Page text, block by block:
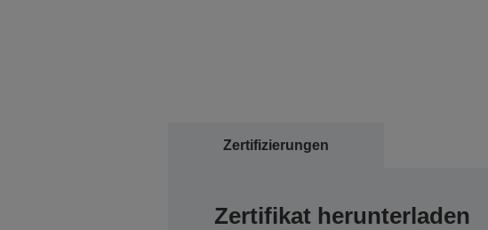
Zertifizierungen
Zertifikat herunterladen